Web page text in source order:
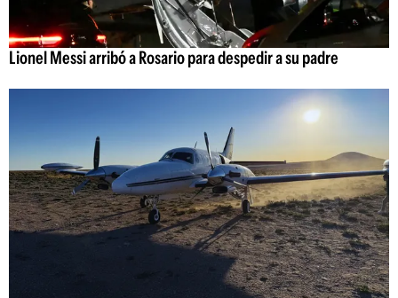
Lionel Messi arribó a Rosario para despedir a su padre